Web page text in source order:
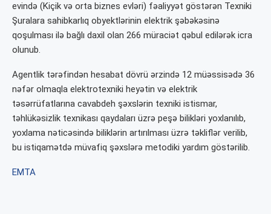
evində (Kiçik və orta biznes evləri) fəaliyyət göstərən Texniki
Şuralara sahibkarlıq obyektlərinin elektrik şəbəkəsinə
qoşulması ilə bağlı daxil olan 266 müraciət qəbul edilərək icra
olunub.
Agentlik tərəfindən hesabat dövrü ərzində 12 müəssisədə 36
nəfər olmaqla elektrotexniki heyətin və elektrik
təsərrüfatlarına cavabdeh şəxslərin texniki istismar,
təhlükəsizlik texnikası qaydaları üzrə peşə bilikləri yoxlanılıb,
yoxlama nəticəsində biliklərin artırılması üzrə təkliflər verilib,
bu istiqamətdə müvafiq şəxslərə metodiki yardım göstərilib.
EMTA